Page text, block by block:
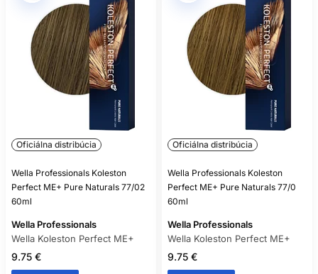
Oficiálna distribúcia
Wella Professionals Koleston
Perfect ME+ Pure Naturals 77/02
60ml
Wella Professionals
Wella Koleston Perfect ME+
9.75 €
Oficiálna distribúcia
Wella Professionals Koleston
Perfect ME+ Pure Naturals 77/0
60ml
Wella Professionals
Wella Koleston Perfect ME+
9.75 €